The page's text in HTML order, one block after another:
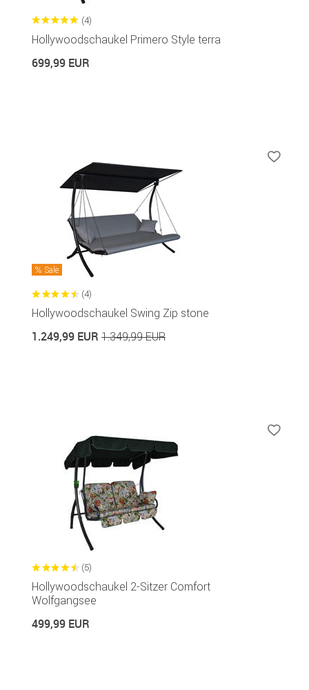
(4)
Hollywoodschaukel Primero Style terra
699,99 EUR
Sale
(4)
Hollywoodschaukel Swing Zip stone
1.249,99 EUR 1.349,99 EUR
(5)
Hollywoodschaukel 2-Sitzer Comfort
Wolfgangsee
499,99 EUR